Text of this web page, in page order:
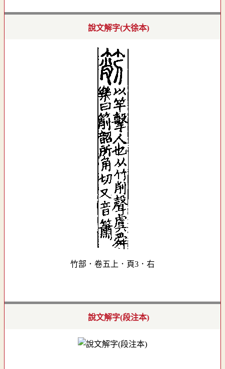
說文解字(大徐本)
竹部．卷五上．頁3．右
說文解字(段注本)